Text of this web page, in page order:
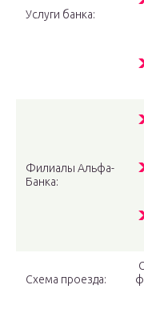
Услуги банка:
Филиалы Альфа-
Банка:
Схема проезда: